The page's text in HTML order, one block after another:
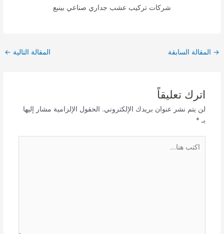
شركات تركيب عشب جداري صناعي بينبع
Post
→ المقالة السابقة المقالة التالية ←
اترك تعليقاً
لن يتم نشر عنوان بريدك الإلكتروني. الحقول الإلزامية مشار إليها
بـ *
هنا...